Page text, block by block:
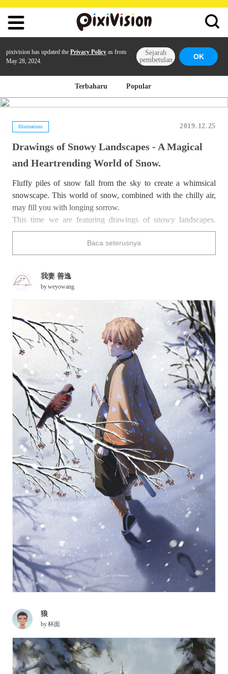
pixivision has updated the Privacy Policy as from
May 28, 2024.
Sejarah
pembetulan
OK
Terbaharu Popular
Illustrations 2019.12.25
Drawings of Snowy Landscapes - A Magical
and Heartrending World of Snow.
Fluffy piles of snow fall from the sky to create a whimsical
snowscape. This world of snow, combined with the chilly air,
may fill you with longing sorrow.
This time we are featuring drawings of snowy landscapes.
Enjoy.
Baca seterusnya
我妻 善逸
byweyowang
狼
by杯面